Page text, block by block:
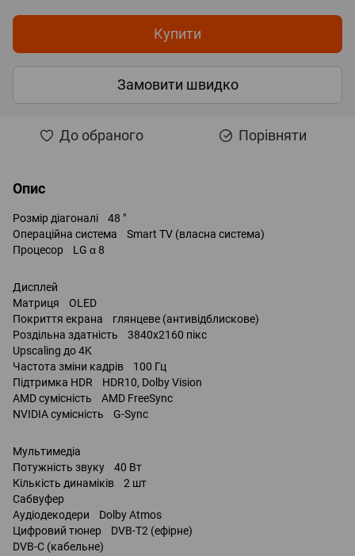
Купити
Замовити швидко
До обраного Порівняти
Опис
Розмір діагоналі 48 "
Операційна система Smart TV (власна система)
Процесор LG α 8
Дисплей
Матриця OLED
Покриття екрана глянцеве (антивідблискове)
Роздільна здатність 3840x2160 пікс
Upscaling до 4K
Частота зміни кадрів 100 Гц
Підтримка HDR HDR10, Dolby Vision
AMD сумісність AMD FreeSync
NVIDIA сумісність G-Sync
Мультимедіа
Потужність звуку 40 Вт
Кількість динаміків 2 шт
Сабвуфер
Аудіодекодери Dolby Atmos
Цифровий тюнер DVB-T2 (ефірне)
DVB-C (кабельне)